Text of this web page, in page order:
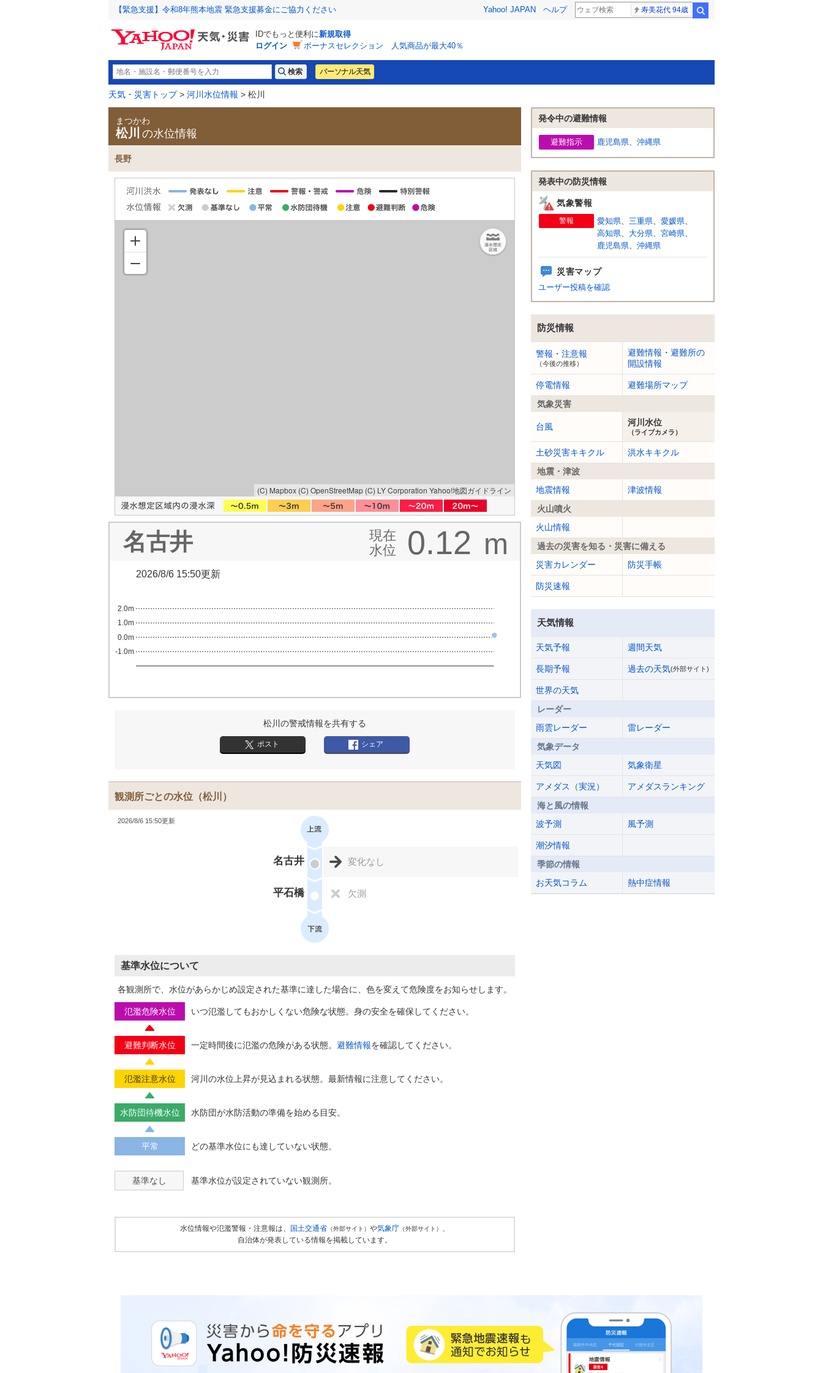
【緊急支援】令和8年熊本地震 緊急支援募金にご協力ください Yahoo! JAPAN ヘルプ 寿美花代 94歳
IDでもっと便利に新規取得
ログイン
ボーナスセレクション 人気商品が最大40％
パーソナル天気
天気・災害トップ> 河川水位情報 > 松川
まつかわ
松川 の水位情報
長野
(C) Mapbox (C) OpenStreetMap (C) LY Corporation Yahoo!地図ガイドライン
名古井
現在
水位
0.12 m
2026/8/6 15:50更新
-1.0m
0.0m
1.0m
2.0m
松川の警戒情報を共有する
ポスト シェア
観測所ごとの水位 （松川）
2026/8/6 15:50更新
名古井 変化なし
平石橋 欠測
基準水位について
各観測所で、水位があらかじめ設定された基準に達した場合に、色を変えて危険度をお知らせします。
氾濫危険水位 いつ氾濫してもおかしくない危険な状態。身の安全を確保してください。
避難判断水位 一定時間後に氾濫の危険がある状態。 避難情報を確認してください。
氾濫注意水位 河川の水位上昇が見込まれる状態。最新情報に注意してください。
水防団待機水位 水防団が水防活動の準備を始める目安。
平常 どの基準水位にも達していない状態。
基準なし 基準水位が設定されていない観測所。
水位情報や氾濫警報・注意報は、 国土交通省 （外部サイト） や気象庁 （外部サイト） 、
自治体が発表している情報を掲載しています。
発令中の避難情報
避難指示 鹿児島県、 沖縄県
発表中の防災情報
気象警報
警報 愛知県、 三重県、 愛媛県、
高知県、 大分県、 宮崎県、
鹿児島県、 沖縄県
災害マップ
ユーザー投稿を確認
防災情報
警報・注意報
（今後の推移）
避難情報・避難所の
開設情報
停電情報
避難場所マップ
気象災害
台風 河川水位
（ライブカメラ）
土砂災害キキクル
洪水キキクル
地震・津波
地震情報
津波情報
火山噴火
火山情報
過去の災害を知る・災害に備える
災害カレンダー
防災手帳
防災速報
天気情報
天気予報 週間天気
長期予報 過去の天気(外部サイト)
世界の天気
レーダー
雨雲レーダー
雷レーダー
気象データ
天気図
気象衛星
アメダス（実況）
アメダスランキング
海と風の情報
波予測
風予測
潮汐情報
季節の情報
お天気コラム
熱中症情報